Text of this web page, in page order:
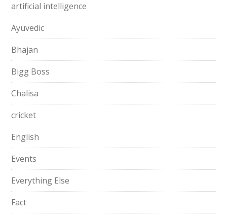
artificial intelligence
Ayuvedic
Bhajan
Bigg Boss
Chalisa
cricket
English
Events
Everything Else
Fact